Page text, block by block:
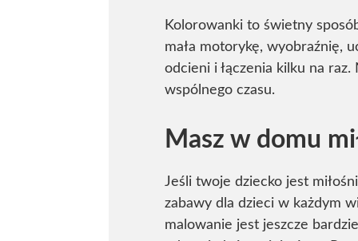
Kolorowanki to świetny
mała motorykę, wyobraźnię,
odcieni i łączenia kilku na
wspólnego czasu.
Masz w domu
Jeśli twoje dziecko jest
zabawy dla dzieci w każdym
malowanie jest jeszcze